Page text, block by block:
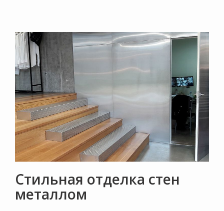
Стильная отделка стен
металлом